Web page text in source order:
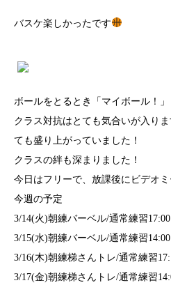
バスケ楽しかったです
ボールをとるとき「マイボール！
クラス対抗はとても気合いが入りま
ても盛り上がっていました！
クラスの絆も深まりました！
今日はフリーで、放課後にビデオミ
今週の予定
3/14(火)朝練バーベル/通常練習17:00
3/15(水)朝練バーベル/通常練習14:00
3/16(木)朝練梯さんトレ/通常練習
3/17(金)朝練梯さんトレ/通常練習